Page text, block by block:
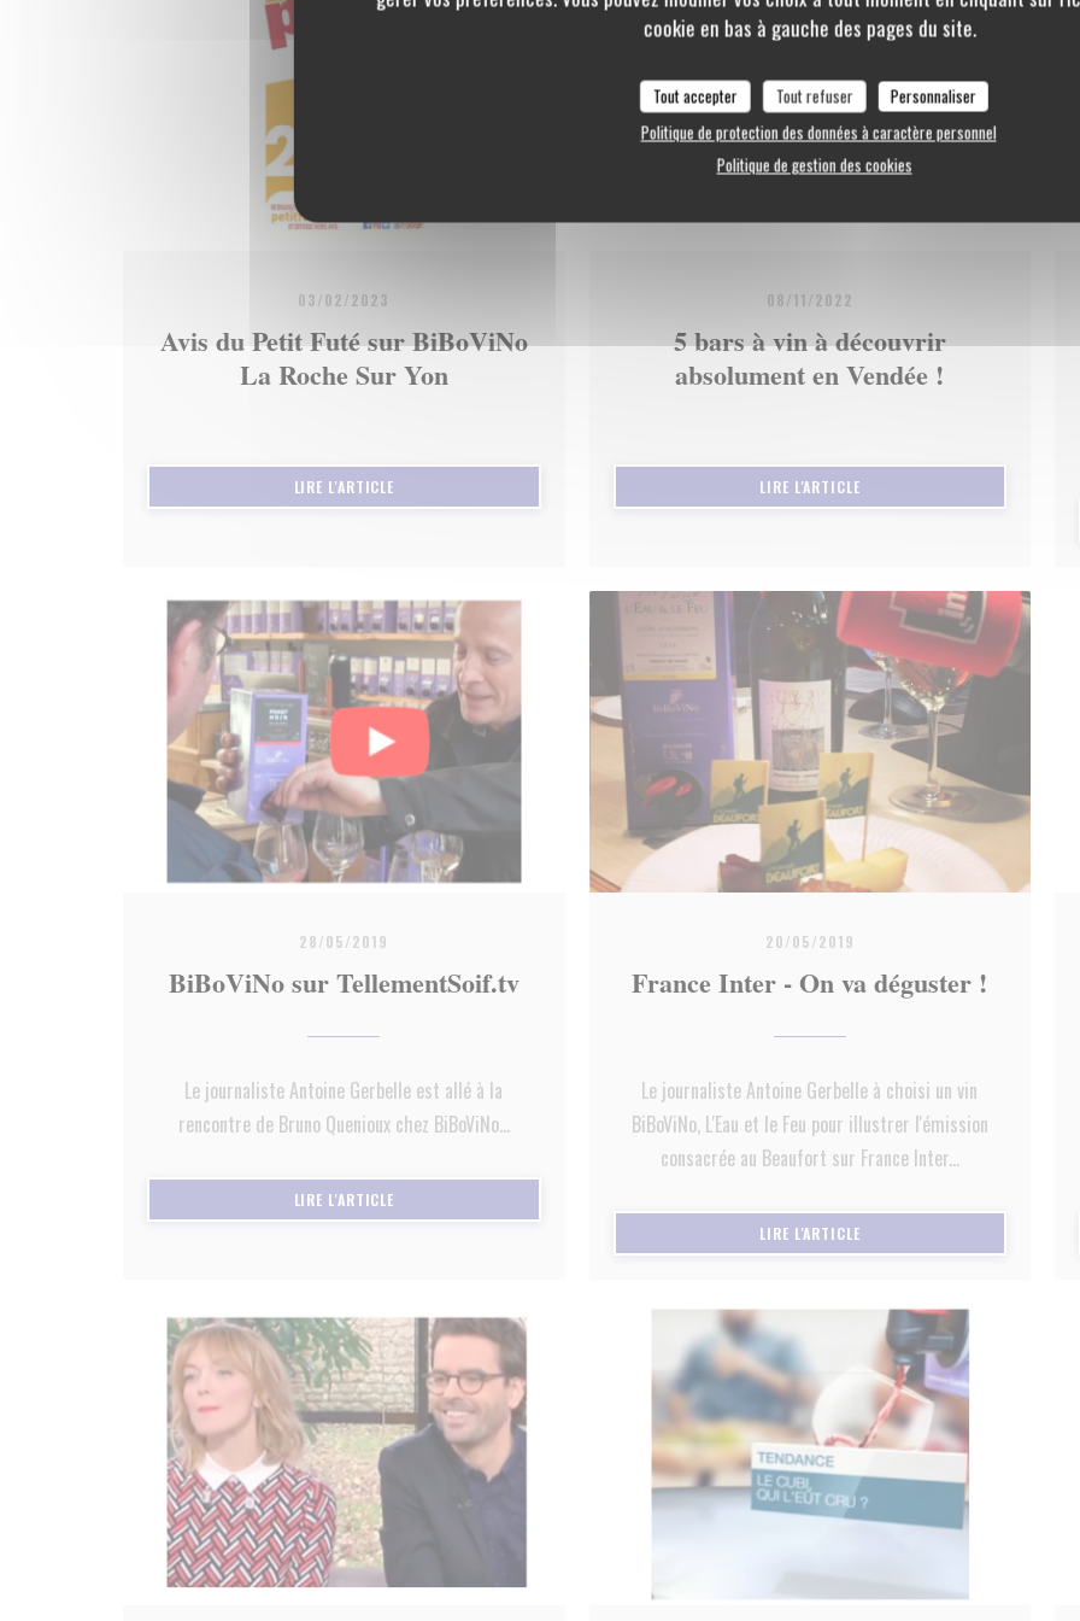
cookie en bas à gauche des pages du site.
Tout accepter Tout refuser
Personnaliser
Politique de protection des données à caractère personnel
Politique de gestion des cookies
03/02/2023
Avis du Petit Futé sur BiBoViNo
La Roche Sur Yon
LIRE L'ARTICLE
08/11/2022
5 bars à vin à découvrir
absolument en Vendée !
LIRE L'ARTICLE((OUVRE UNE NOUVELLE
28/05/2019
BiBoViNo sur TellementSoif.tv
Le journaliste Antoine Gerbelle est allé à la
rencontre de Bruno Quenioux chez BiBoViNo...
LIRE L'ARTICLE
20/05/2019
France Inter - On va déguster !
Le journaliste Antoine Gerbelle à choisi un vin
BiBoViNo, L'Eau et le Feu pour illustrer l'émission
consacrée au Beaufort sur France Inter...
LIRE L'ARTICLE((OUVRE UNE NOUVELLE